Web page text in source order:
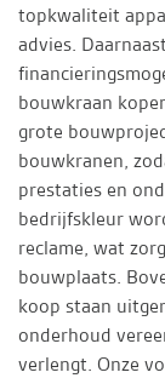
topkwaliteit
advies.
bouwkraan
grote
bouwkranen,
prestaties en
bedrijfskleur
reclame, wat
bouwplaats.
koop staan
onderhoud
verlengt. Onze